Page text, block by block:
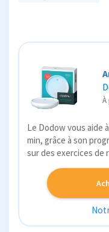
À
Le Dodow vous aide
min, grâce à son
sur des exercices de